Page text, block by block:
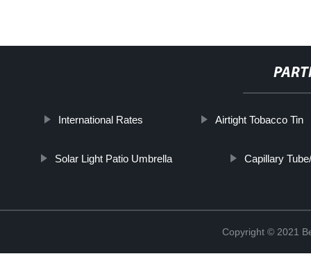
International Rates Airtight Tobacco Tin
Solar Light Patio Umbrella Capillary
Copyright © 2021